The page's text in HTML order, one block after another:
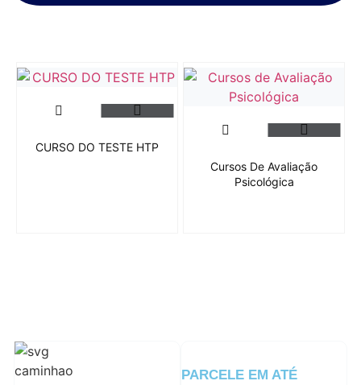
CURSO DO TESTE HTP
Cursos De Avaliação
Psicológica
PARCELE EM ATÉ